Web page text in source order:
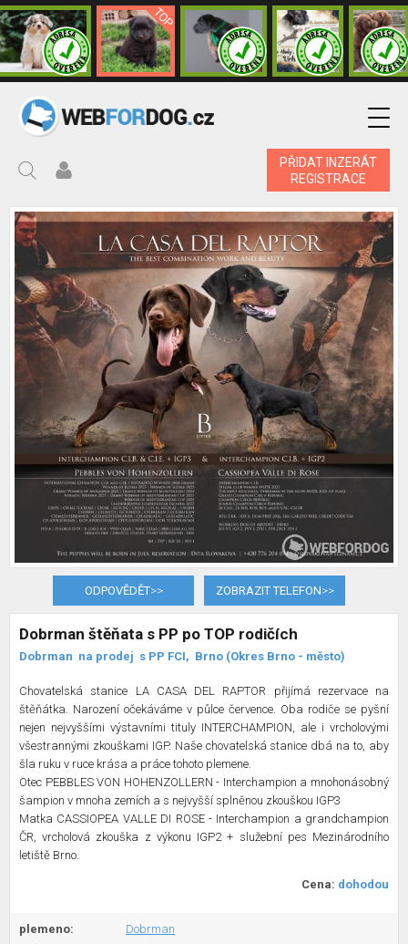
PŘIDAT INZERÁT
REGISTRACE
ODPOVĚDĚT>> ZOBRAZIT TELEFON>>
Dobrman štěňata s PP po TOP rodičích
Dobrman na prodej s PP FCI, Brno (Okres Brno - město)
Chovatelská stanice LA CASA DEL RAPTOR přijímá rezervace na
štěňátka. Narození očekáváme v půlce července. Oba rodiče se pyšní
nejen nejvyššími výstavními tituly INTERCHAMPION, ale i vrcholovými
všestrannými zkouškami IGP. Naše chovatelská stanice dbá na to, aby
šla ruku v ruce krása a práce tohoto plemene.
Otec PEBBLES VON HOHENZOLLERN - Interchampion a mnohonásobný
šampion v mnoha zemích a s nejvyšší splněnou zkouškou IGP3
Matka CASSIOPEA VALLE DI ROSE - Interchampion a grandchampion
ČR, vrcholová zkouška z výkonu IGP2 + služební pes Mezinárodního
letiště Brno.
Cena: dohodou
plemeno:
Dobrman